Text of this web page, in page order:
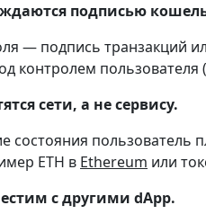
подписью
— подпись транзакций
контролем пользователя (
сети, а не сервису.
состояния пользователь
ETH в Ethereum или
с другими dApp.